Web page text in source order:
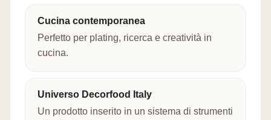
Cucina contemporanea
Perfetto per plating, ricerca e creatività in
cucina.
Universo Decorfood Italy
Un prodotto inserito in un sistema di strumenti